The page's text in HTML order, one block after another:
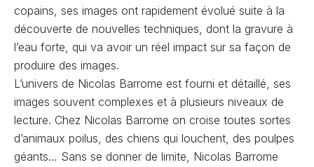
copains, ses images ont rapidement évolué suite à la
découverte de nouvelles techniques, dont la gravure à
l’eau forte, qui va avoir un réel impact sur sa façon de
produire des images.
L’univers de Nicolas Barrome est fourni et détaillé, ses
images souvent complexes et à plusieurs niveaux de
lecture. Chez Nicolas Barrome on croise toutes sortes
d’animaux poilus, des chiens qui louchent, des poulpes
géants… Sans se donner de limite, Nicolas Barrome